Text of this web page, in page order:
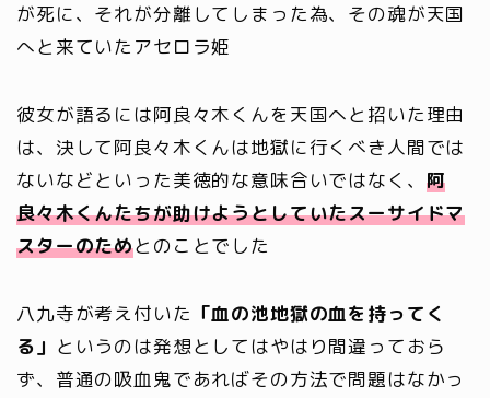
が死に、それが分離してしまった為、その魂が天国
へと来ていたアセロラ姫
彼女が語るには阿良々木くんを天国へと招いた理由
は、決して阿良々木くんは地獄に行くべき人間では
ないなどといった美徳的な意味合いではなく、 阿
良々木くんたちが助けようとしていたスーサイドマ
スターのためとのことでした
八九寺が考え付いた 「血の池地獄の血を持ってく
る」 というのは発想としてはやはり間違っておら
ず、普通の吸血鬼であればその方法で問題はなかっ